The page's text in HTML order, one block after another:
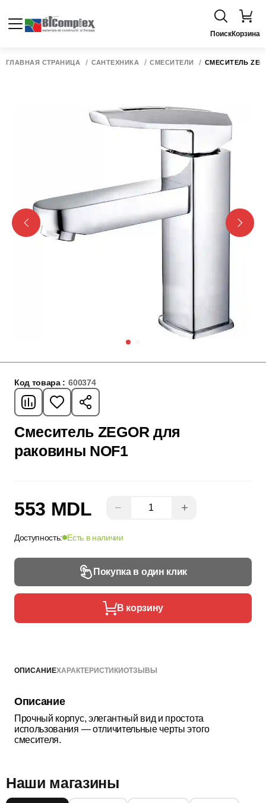
ПоискКорзина
ГЛАВНАЯ СТРАНИЦА САНТЕХНИКА СМЕСИТЕЛИ СМЕСИТЕЛЬ
Код товара : 600374
Смеситель ZEGOR для
раковины NOF1
553 MDL − +
Доступность: Есть в наличии
Покупка в один клик
В корзину
ОПИСАНИЕХАРАКТЕРИСТИКИОТЗЫВЫ
Описание
Прочный корпус, элегантный вид и простота
использования — отличительные черты этого
смесителя.
Наши магазины